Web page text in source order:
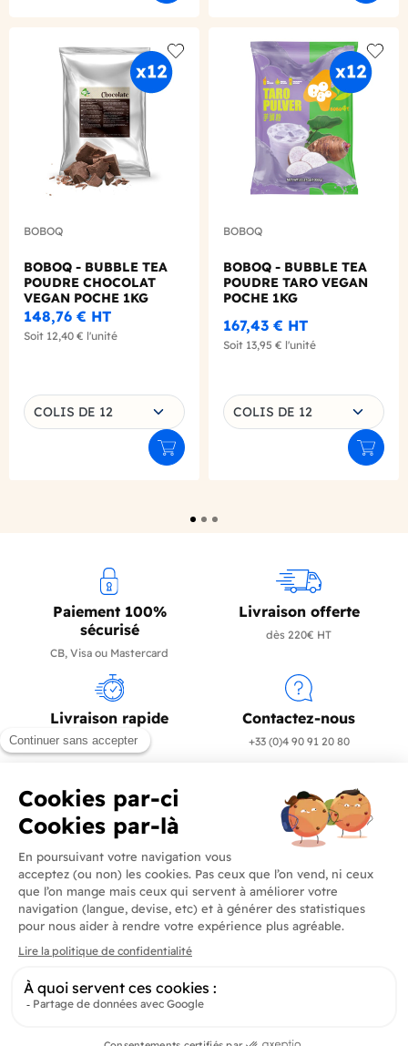
Add to wishlist
BOBOQ
BOBOQ - BUBBLE TEA
POUDRE CHOCOLAT
VEGAN POCHE 1KG
148,76 € HT
Soit 12,40 € l'unité
Choisissez une déclinaison
COLIS DE 12
Ajouter au panier
Add
BOBOQ
BOBOQ - BUBBLE TEA
POUDRE TARO VEGAN
POCHE 1KG
167,43 € HT
Soit 13,95 € l'unité
Choisissez une déclinaison
COLIS DE 12
Paiement 100%
sécurisé
CB, Visa ou Mastercard
Livraison offerte
dès 220€ HT
Livraison rapide
en 24/72h
Contactez-nous
+33 (0)4 90 91 20 80